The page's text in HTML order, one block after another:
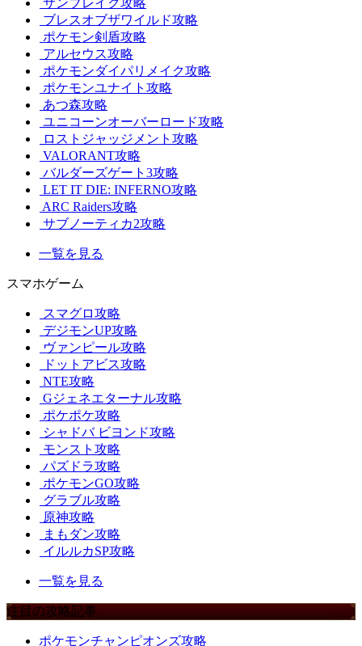
サンブレイク攻略
ブレスオブザワイルド攻略
ポケモン剣盾攻略
アルセウス攻略
ポケモンダイパリメイク攻略
ポケモンユナイト攻略
あつ森攻略
ユニコーンオーバーロード攻略
ロストジャッジメント攻略
VALORANT攻略
バルダーズゲート3攻略
LET IT DIE: INFERNO攻略
ARC Raiders攻略
サブノーティカ2攻略
一覧を見る
スマホゲーム
スマグロ攻略
デジモンUP攻略
ヴァンピール攻略
ドットアビス攻略
NTE攻略
Gジェネエターナル攻略
ポケポケ攻略
シャドバ ビヨンド攻略
モンスト攻略
パズドラ攻略
ポケモンGO攻略
グラブル攻略
原神攻略
まもダン攻略
イルルカSP攻略
一覧を見る
注目の攻略記事
ポケモンチャンピオンズ攻略